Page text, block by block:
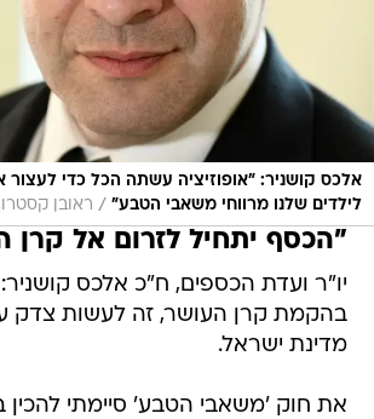
אלכס קושניר: "אופוזיציה עשתה הכל כדי לעצור
לילדים שלנו מרווחי משאבי הטבע" / ראובן
"הכסף יתחיל לזרום אל קרן
יו"ר ועדת הכספים, ח"כ אלכס
בהקמת קרן העושר, זה לעשות צדק
מדינת ישראל.
את חוק 'משאבי הטבע' סיימתי להכין